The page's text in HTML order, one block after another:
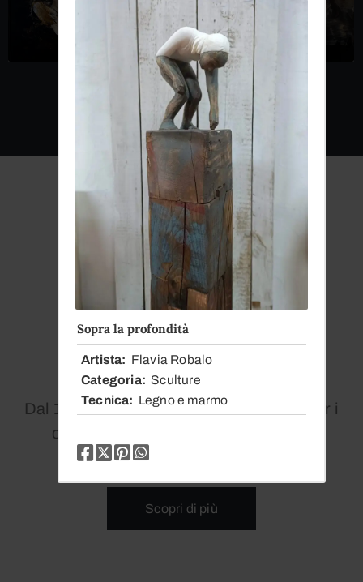
1979
La Nostra Storia
Dal 1979 siamo un punto di riferimento per i
collezionisti di arte contemporanea.
Scopri di più
Sopra la profondità
Artista
Flavia Robalo
Categoria
Sculture
Tecnica
Legno e marmo